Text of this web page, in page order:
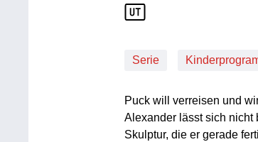
Serie
Puck will verreisen und
Alexander lässt sich nicht
Skulptur, die er gerade